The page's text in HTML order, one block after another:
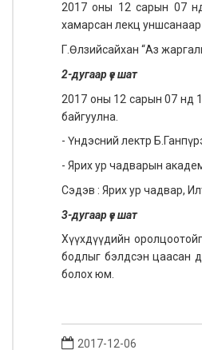
2017 оны 12 сарын 07 нд
хамарсан лекц
Г.Өлзийсайхан “Аз
2-дугаар үе шат
2017 оны 12 сарын 07 нд
байгуулна.
- Үндэсний лектр
- Ярих ур чадварын
Сэдэв : Ярих ур чадвар,
3-дугаар үе шат
Хүүхдүүдийн
бодлыг бэлдсэн цаасан
болох юм.
2017-12-06